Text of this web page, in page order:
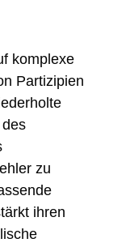
komplexe
Partizipien
zu
ihren